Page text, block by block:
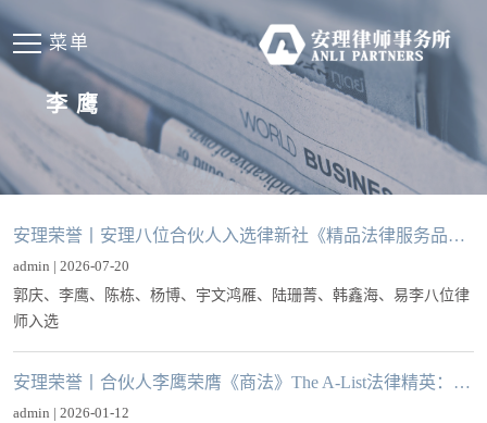
菜单
李鹰
安理荣誉丨安理八位合伙人入选律新社《精品法律服务品牌指南（2026）》
admin | 2026-07-20
郭庆、李鹰、陈栋、杨博、宇文鸿雁、陆珊菁、韩鑫海、易李八位律
师入选
安理荣誉丨合伙人李鹰荣膺《商法》The A-List法律精英：2025中国业务律界精锐
admin | 2026-01-12